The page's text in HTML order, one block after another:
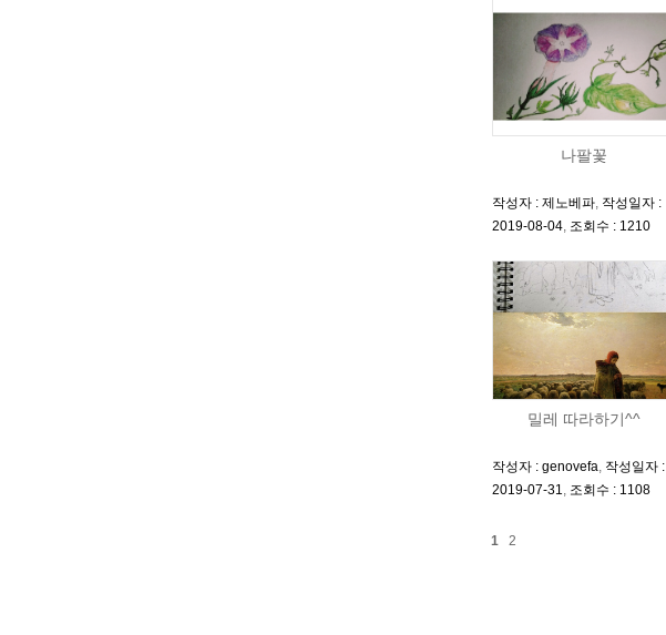
나팔꽃
작성자 : 제노베파, 작성일자 :
2019-08-04, 조회수 : 1210
밀레 따라하기^^
작성자 : genovefa, 작성일자 :
2019-07-31, 조회수 : 1108
1 2